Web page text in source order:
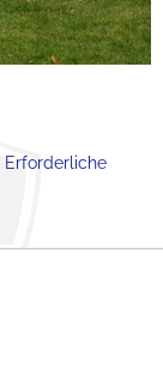
Erforderliche